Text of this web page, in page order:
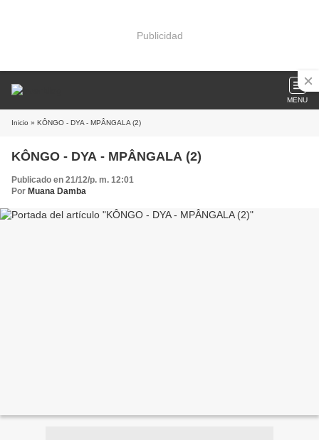
Publicidad
MENU
Inicio » KÔNGO - DYA - MPÂNGALA (2)
KÔNGO - DYA - MPÂNGALA (2)
Publicado en 21/12/p. m. 12:01
Por Muana Damba